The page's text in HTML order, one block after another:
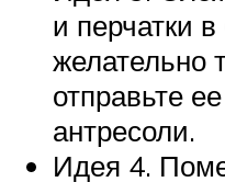
и перчатки
желательно
отправьте
антресоли.
Идея 4.